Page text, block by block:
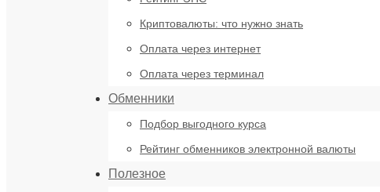
Криптовалюты: что нужно знать
Оплата через интернет
Оплата через терминал
Обменники
Подбор выгодного курса
Рейтинг обменников электронной валюты
Полезное